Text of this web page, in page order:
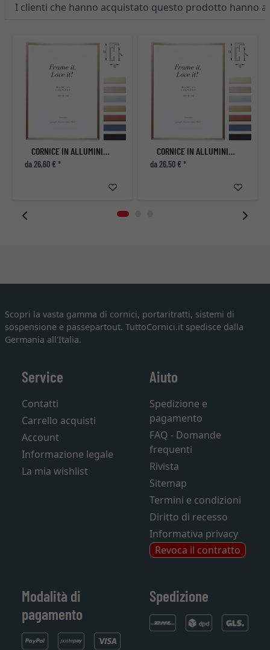
I clienti che hanno acquistato questo prodotto hanno
CORNICE IN ALLUMINIO ECON ANGOLARE
da 26,60 € *
CORNICE IN ALLUMINIO ECON ANGOLARE
da 26,50 € *
Scopri la vasta gamma di cornici, portaritratti, sistemi di
sospensione e passepartout. TuttoCornici.it spedisce dalla
Germania all'Italia.
Service
Contatti
Carrello acquisti
Account
Informazione legale
La mia wishlist
Aiuto
Spedizione e
pagamento
FAQ - Domande
frequenti
Rivista
Sitemap
Termini e condizioni
Diritto di recesso
Informativa privacy
Revoca il contratto
Modalità di
pagamento
Spedizione